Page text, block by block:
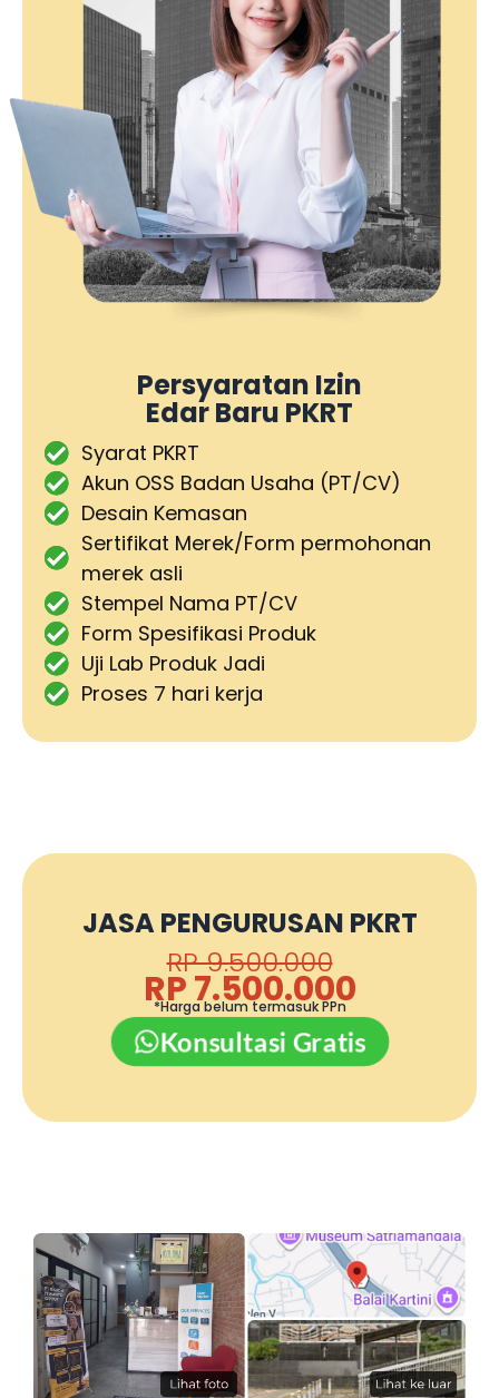
Persyaratan Izin
Edar Baru PKRT
Syarat PKRT
Akun OSS Badan Usaha (PT/CV)
Desain Kemasan
Sertifikat Merek/Form permohonan
merek asli
Stempel Nama PT/CV
Form Spesifikasi Produk
Uji Lab Produk Jadi
Proses 7 hari kerja
JASA PENGURUSAN PKRT
RP 9.500.000
RP 7.500.000
*Harga belum termasuk PPn
Konsultasi Gratis